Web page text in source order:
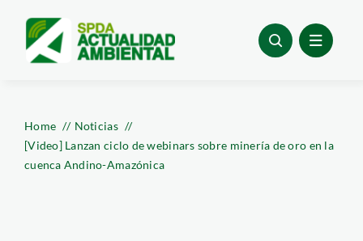
content
Home
Noticias
[Video] Lanzan ciclo de webinars sobre minería de oro en la
cuenca Andino-Amazónica